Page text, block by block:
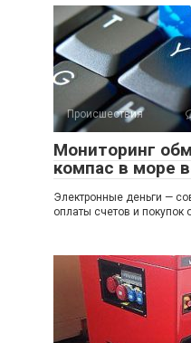
Происшествия
Мониторинг
компас в море
Электронные деньги —
оплаты счетов и покупок